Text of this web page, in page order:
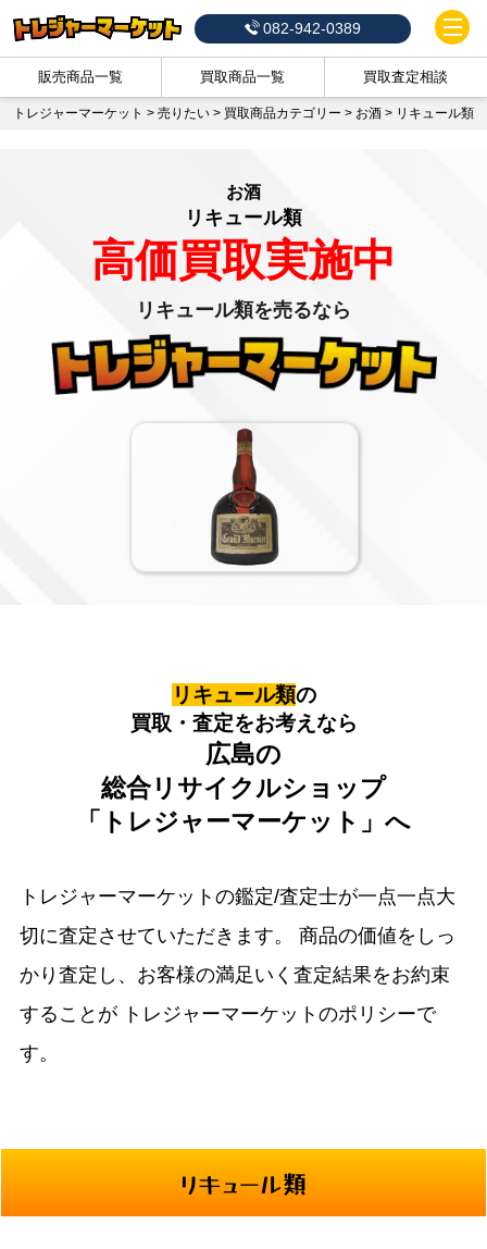
082-942-0389
販売商品一覧 買取商品一覧 買取査定相談
トレジャーマーケット > 売りたい > 買取商品カテゴリー > お酒 > リキュール類
お酒
リキュール類
高価買取実施中
リキュール類を売るなら
リキュール類の
買取・査定をお考えなら
広島の
総合リサイクルショップ
「トレジャーマーケット」へ
トレジャーマーケットの鑑定/査定士が一点一点大
切に査定させていただきます。
商品の価値をしっ
かり査定し、お客様の満足いく査定結果をお約束
することが トレジャーマーケットのポリシーで
す。
リキュール類